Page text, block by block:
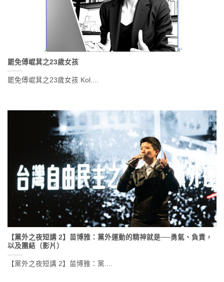
罷免傅崐萁之23歲女孩
罷免傅崐萁之23歲女孩 Kol....
【黨外之夜短講 2】苗博雅：黨外運動的精神就是──勇氣、負責，
以及團結（影片）
【黨外之夜短講 2】苗博雅：黨....